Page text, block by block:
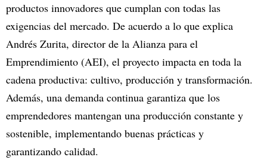
productos innovadores que cumplan con todas las
exigencias del mercado. De acuerdo a lo que explica
Andrés Zurita, director de la Alianza para el
Emprendimiento (AEI), el proyecto impacta en toda la
cadena productiva: cultivo, producción y transformación.
Además, una demanda continua garantiza que los
emprendedores mantengan una producción constante y
sostenible, implementando buenas prácticas y
garantizando calidad.